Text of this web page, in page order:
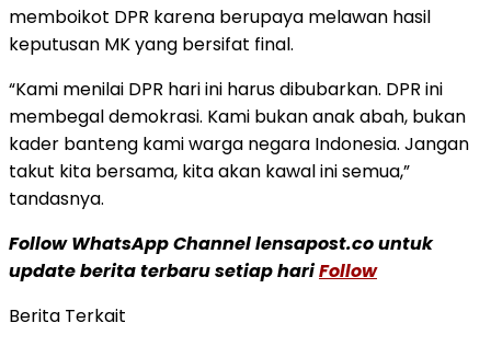
memboikot DPR karena berupaya melawan hasil
keputusan MK yang bersifat final.
“Kami menilai DPR hari ini harus dibubarkan. DPR ini
membegal demokrasi. Kami bukan anak abah, bukan
kader banteng kami warga negara Indonesia. Jangan
takut kita bersama, kita akan kawal ini semua,”
tandasnya.
Follow WhatsApp Channel lensapost.co untuk
update berita terbaru setiap hariFollow
Berita Terkait